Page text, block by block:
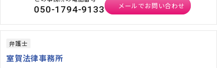
050-1794-9133 メールでお問い合わせ
弁護士
室賀法律事務所